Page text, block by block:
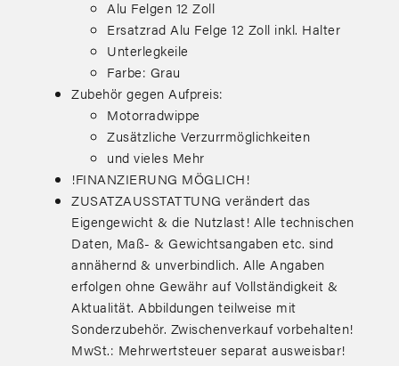
Alu Felgen 12 Zoll
Ersatzrad Alu Felge 12 Zoll inkl. Halter
Unterlegkeile
Farbe: Grau
Zubehör gegen Aufpreis:
Motorradwippe
Zusätzliche Verzurrmöglichkeiten
und vieles Mehr
!FINANZIERUNG MÖGLICH!
ZUSATZAUSSTATTUNG verändert das
Eigengewicht & die Nutzlast! Alle technischen
Daten, Maß- & Gewichtsangaben etc. sind
annähernd & unverbindlich. Alle Angaben
erfolgen ohne Gewähr auf Vollständigkeit &
Aktualität. Abbildungen teilweise mit
Sonderzubehör. Zwischenverkauf vorbehalten!
MwSt.: Mehrwertsteuer separat ausweisbar!